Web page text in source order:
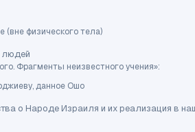
(вне физического тела)
людей
Фрагменты неизвестного учения»:
данное Ошо
о Народе Израиля и их реализация в